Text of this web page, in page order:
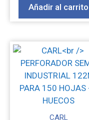
Añadir al carrito
CARL